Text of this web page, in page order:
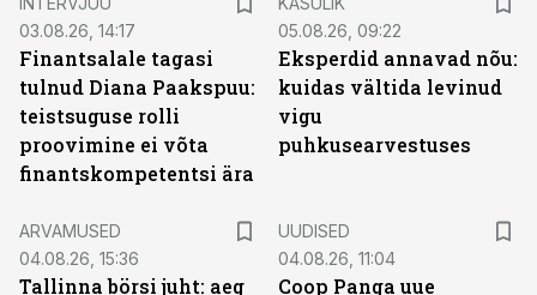
03.08.26, 14:17
Finantsalale tagasi
tulnud Diana Paakspuu:
teistsuguse rolli
proovimine ei võta
finantskompetentsi ära
05.08.26, 09:22
Eksperdid annavad nõu:
kuidas vältida levinud
vigu
puhkusearvestuses
ARVAMUSED
04.08.26, 15:36
Tallinna börsi juht: aeg
UUDISED
04.08.26, 11:04
Coop Panga uue